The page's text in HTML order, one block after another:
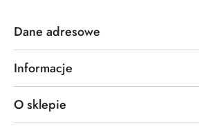
Dane adresowe
Informacje
O sklepie